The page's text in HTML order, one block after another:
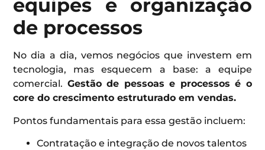
equipes e organização
de processos
No dia a dia, vemos negócios que investem em
tecnologia, mas esquecem a base: a equipe
comercial. Gestão de pessoas e processos é o
core do crescimento estruturado em vendas.
Pontos fundamentais para essa gestão incluem:
Contratação e integração de novos talentos